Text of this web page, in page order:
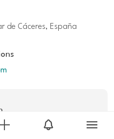
de Cáceres, España